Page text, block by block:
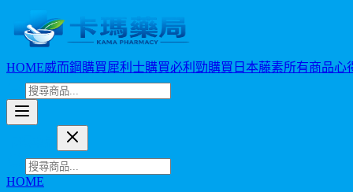
HOME威而鋼購買犀利士購買必利勁購買 日本藤素所有商品心
HOME